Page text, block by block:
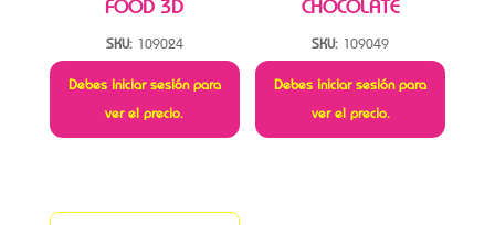
FOOD 3D
SKU: 109024
Debes iniciar sesión para
ver el precio.
CHOCOLATE
SKU: 109049
Debes iniciar sesión para
ver el precio.